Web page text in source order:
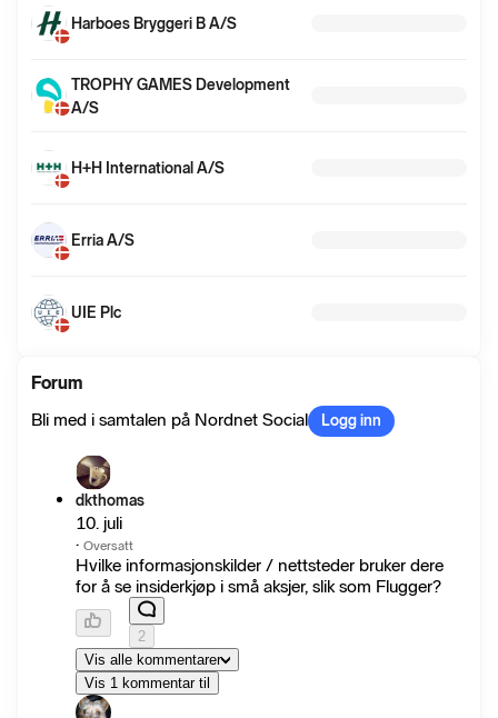
Harboes Bryggeri B A/S
TROPHY GAMES Development
A/S
H+H International A/S
Erria A/S
UIE Plc
Forum
Bli med i samtalen på Nordnet Social
Logg inn
dkthomas
10. juli
· Oversatt
Hvilke informasjonskilder / nettsteder bruker dere
for å se insiderkjøp i små aksjer, slik som Flugger?
2
Vis alle kommentarer
Vis 1 kommentar til